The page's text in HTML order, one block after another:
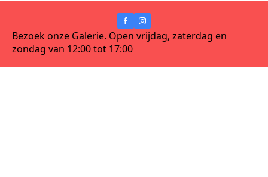
Bezoek onze Galerie. Open vrijdag, zaterdag en
zondag van 12:00 tot 17:00